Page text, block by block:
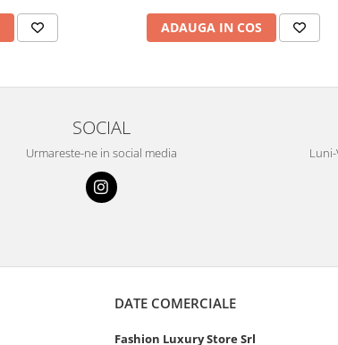
ADAUGA IN COS
SOCIAL
Urmareste-ne in social media
DATE COMERCIALE
Fashion Luxury Store Srl